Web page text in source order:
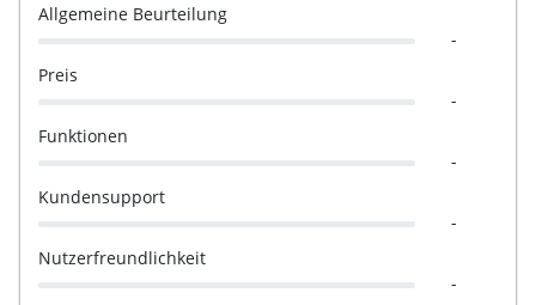
Allgemeine Beurteilung
-
Preis
-
Funktionen
-
Kundensupport
-
Nutzerfreundlichkeit
-